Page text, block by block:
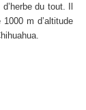
du tout. Il
m d’altitude